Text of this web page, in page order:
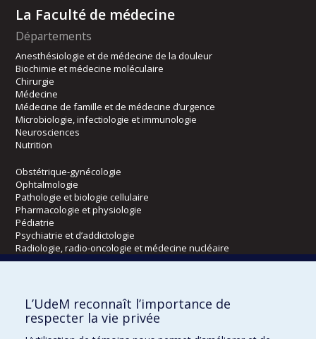
La Faculté de médecine
Départements
Anesthésiologie et de médecine de la douleur
Biochimie et médecine moléculaire
Chirurgie
Médecine
Médecine de famille et de médecine d’urgence
Microbiologie, infectiologie et immunologie
Neurosciences
Nutrition
Obstétrique-gynécologie
Ophtalmologie
Pathologie et biologie cellulaire
Pharmacologie et physiologie
Pédiatrie
Psychiatrie et d’addictologie
Radiologie, radio-oncologie et médecine nucléaire
Écoles
Kinésiologie et des sciences de l’activité physique
Orthophonie et audiologie
L’UdeM reconnaît l’importance de
respecter la vie privée